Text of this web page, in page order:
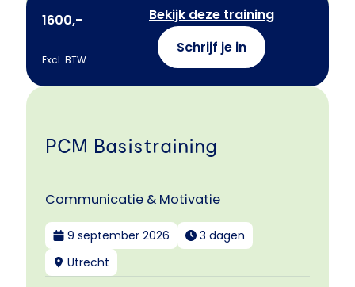
1600,-
Excl. BTW
Bekijk deze training
Schrijf je in
PCM Basistraining
Communicatie & Motivatie
9 september 2026
3 dagen
Utrecht